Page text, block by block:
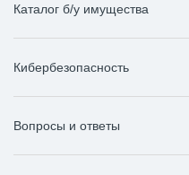
Каталог б/у имущества
Кибербезопасность
Вопросы и ответы